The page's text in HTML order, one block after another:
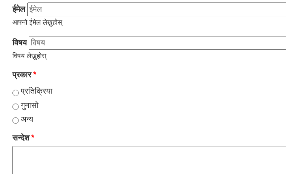
ईमेल
आफ्नो ईमेल लेख्नुहोस्
विषय
विषय लेख्नुहोस्
प्रकार*
प्रतिक्रिया
गुनासो
अन्य
सन्देश*